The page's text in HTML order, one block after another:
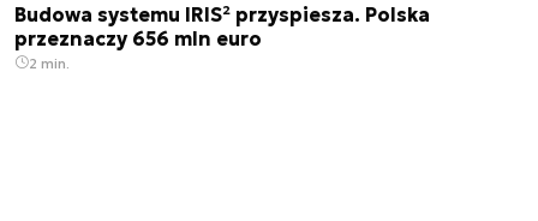
Budowa systemu IRIS² przyspiesza. Polska
przeznaczy 656 mln euro
2 min.